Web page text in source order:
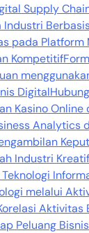
Supply
pada Platform
Kompetitif
Digital
Kasino Online
Analytics
Industri
melalui
Aktivitas
Peluang